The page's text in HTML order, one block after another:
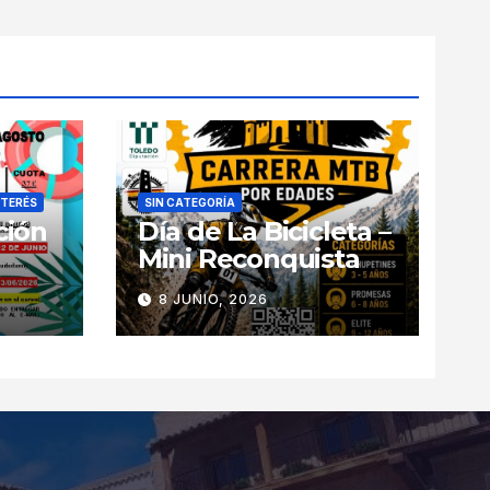
SIN CATEGORÍA
Día de La Bicicleta –
Mini Reconquista
8 JUNIO, 2026